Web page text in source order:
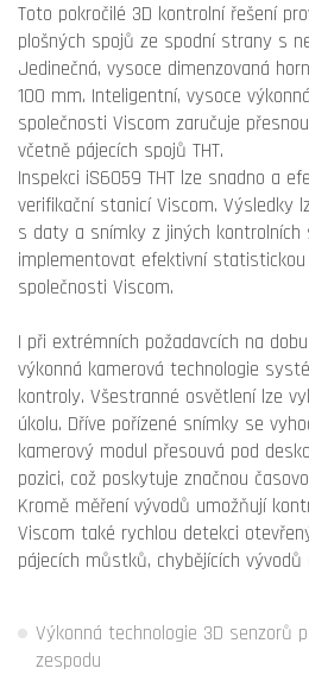
Toto pokročilé 3D kontrolní řešení
plošných spojů ze spodní strany s
Jedinečná, vysoce dimenzovaná
100 mm. Inteligentní, vysoce
společnosti Viscom zaručuje
včetně pájecích spojů THT.
Inspekci iS6059 THT lze snadno a
verifikační stanicí Viscom. Výsledky
s daty a snímky z jiných kontrolních
implementovat efektivní
společnosti Viscom.
I při extrémních požadavcích na
výkonná kamerová technologie
kontroly. Všestranné osvětlení lze
úkolu. Dříve pořízené snímky se
kamerový modul přesouvá pod
pozici, což poskytuje značnou
Kromě měření vývodů umožňují
Viscom také rychlou detekci
pájecích můstků, chybějících vývodů
Výkonná technologie 3D senzorů
zespodu